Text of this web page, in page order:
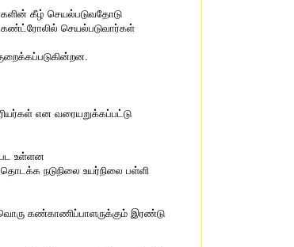
கீழ் செயல்படுவதோடு
செயல்படுவார்கள்
என வரையறுக்கப்பட்டு
உள்ளன
நடுநிலை உயர்நிலை பள்ளி
கண்காணிப்பாளருக்கும் இரண்டு